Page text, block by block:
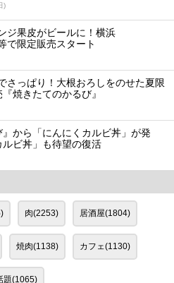
)
ジ果皮がビールに！横浜
で限定販売スタート
さっぱり！大根おろしをのせた夏限
焼きたてのかるび』
』から「にんにくカルビ丼」が発
ビ丼」も待望の復活
肉(2253) 居酒屋(1804)
焼肉(1138) カフェ(1130)
題(1065)